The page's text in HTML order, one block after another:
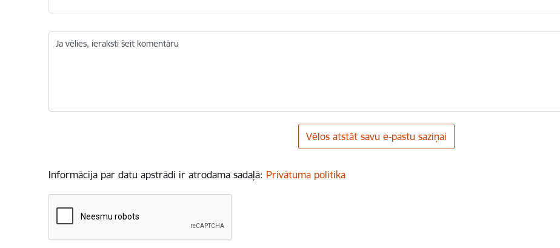
Ja vēlies, ieraksti šeit komentāru
Vēlos atstāt savu e-pastu saziņai
Informācija par datu apstrādi ir atrodama sadaļā: Privātuma politika